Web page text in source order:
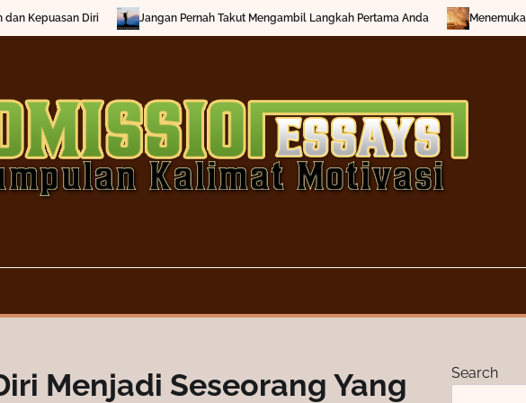
Jangan Pernah Takut Mengambil Langkah Pertama Anda Menemukan Tujuan Hidup Anda:
Menjadi Seseorang Yang
Search